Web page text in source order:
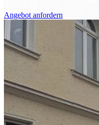
Angebot anfordern